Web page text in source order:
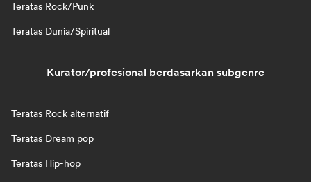
Teratas Rock/Punk
Teratas Dunia/Spiritual
Kurator/profesional berdasarkan subgenre
Teratas Rock alternatif
Teratas Dream pop
Teratas Hip-hop